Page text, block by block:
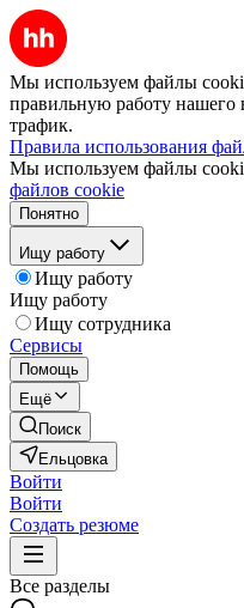
Мы используем файлы
правильную работу нашего
трафик.
Правила использования
Мы используем файлы
файлов cookie
Понятно
Ищу работу
Ищу работу
Ищу работу
Ищу сотрудника
Сервисы
Помощь
Ещё
Поиск
Ельцовка
Войти
Войти
Создать резюме
Все разделы